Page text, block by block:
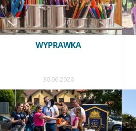
WYPRAWKA
30.06.2026